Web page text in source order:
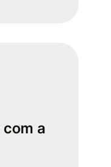
com a